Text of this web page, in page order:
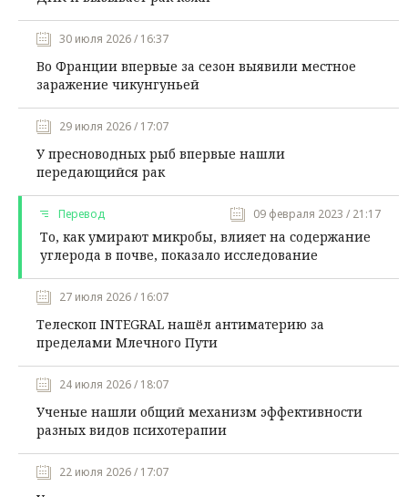
30 июля 2026 / 16:37
Во Франции впервые за сезон выявили местное
заражение чикунгуньей
29 июля 2026 / 17:07
У пресноводных рыб впервые нашли
передающийся рак
Перевод 09 февраля 2023 / 21:17
То, как умирают микробы, влияет на содержание
углерода в почве, показало исследование
27 июля 2026 / 16:07
Телескоп INTEGRAL нашёл антиматерию за
пределами Млечного Пути
24 июля 2026 / 18:07
Ученые нашли общий механизм эффективности
разных видов психотерапии
22 июля 2026 / 17:07